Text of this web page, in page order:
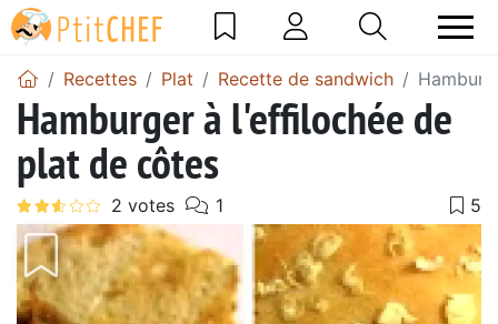
Recettes Plat Recette de sandwich
Hamburger à l'effilochée de
plat de côtes